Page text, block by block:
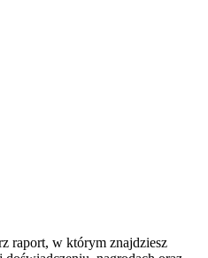
raport, w którym znajdziesz